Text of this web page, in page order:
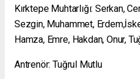
Kırktepe Muhtarlığı: Serkan,
Sezgin, Muhammet,
Hamza, Emre, Hakdan, Onur,
Antrenör: Tuğrul Mutlu